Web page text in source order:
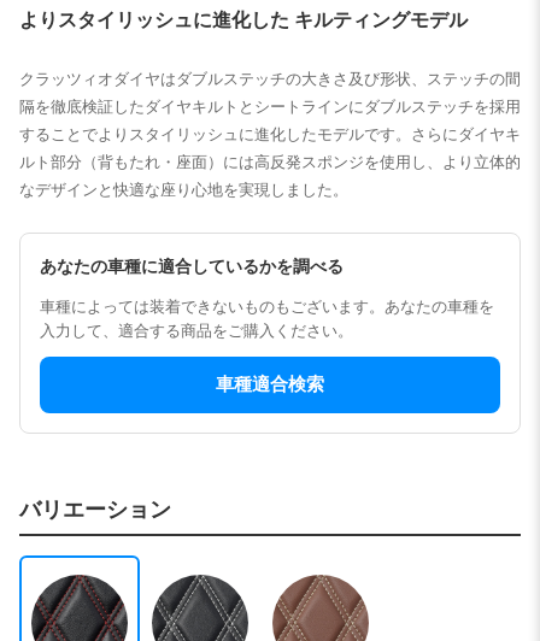
よりスタイリッシュに進化した キルティングモデル
クラッツィオダイヤはダブルステッチの大きさ及び形状、ステッチの間
隔を徹底検証したダイヤキルトとシートラインにダブルステッチを採用
することでよりスタイリッシュに進化したモデルです。さらにダイヤキ
ルト部分（背もたれ・座面）には高反発スポンジを使用し、より立体的
なデザインと快適な座り心地を実現しました。
あなたの車種に適合しているかを調べる
車種によっては装着できないものもございます。あなたの車種を
入力して、適合する商品をご購入ください。
車種適合検索
バリエーション